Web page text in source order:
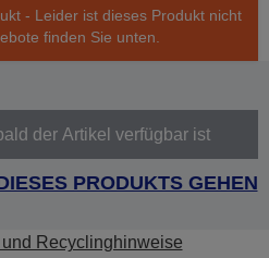
- Leider ist dieses Produkt nicht
finden Sie unten.
der Artikel verfügbar ist
PRODUKTS GEHEN
und Recyclinghinweise